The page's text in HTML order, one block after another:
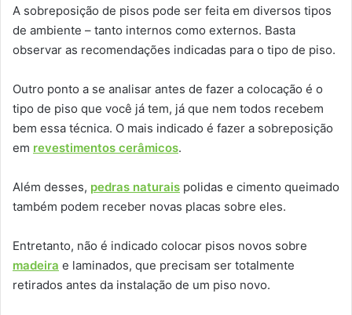
A sobreposição de pisos pode ser feita em diversos tipos
de ambiente – tanto internos como externos. Basta
observar as recomendações indicadas para o tipo de piso.
Outro ponto a se analisar antes de fazer a colocação é o
tipo de piso que você já tem, já que nem todos recebem
bem essa técnica. O mais indicado é fazer a sobreposição
em revestimentos cerâmicos.
Além desses, pedras naturais polidas e cimento queimado
também podem receber novas placas sobre eles.
Entretanto, não é indicado colocar pisos novos sobre
madeira e laminados, que precisam ser totalmente
retirados antes da instalação de um piso novo.